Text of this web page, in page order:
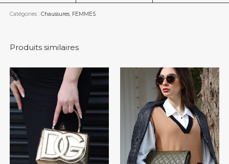
Catégories : Chaussures, FEMMES
Produits similaires